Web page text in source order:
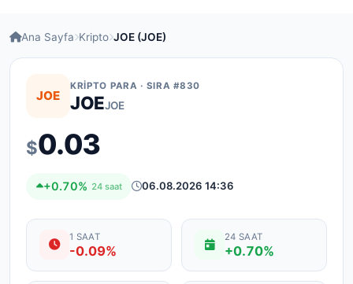
Ana Sayfa Kripto JOE (JOE)
JOE
KRIPTO PARA · SIRA #830
JOEJOE
$0.03
+0.70% 24 saat 06.08.2026 14:36
1 SAAT
-0.09%
24 SAAT
+0.70%